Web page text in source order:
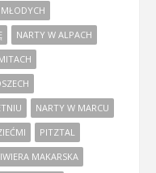
NARTY W ALPACH
NARTY W MARCU
PITZTAL
MAKARSKA